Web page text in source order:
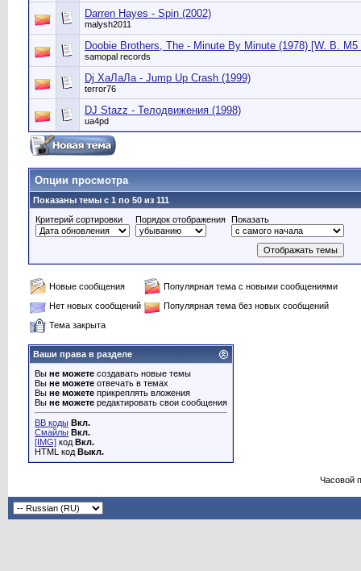
Darren Hayes - Spin (2002)
malysh2011
Doobie Brothers, The - Minute By Minute (1978) [W. B.
samopal records
Dj ХаЛаЛа - Jump Up Crash (1999)
terror76
DJ Stazz - Телодвижения (1998)
ua4pd
Опции просмотра
Показаны темы с 1 по 50 из 111
Критерий сортировки
Порядок отображения Показать
Новые сообщения
Популярная тема с новыми сообщениями
Нет новых сообщений
Популярная тема без новых сообщений
Тема закрыта
Ваши права в разделе
Вы не можете создавать новые темы
Вы не можете отвечать в темах
Вы не можете прикреплять вложения
Вы не можете редактировать свои сообщения
BB коды Вкл.
Смайлы Вкл.
[IMG] код Вкл.
HTML код Выкл.
Часовой